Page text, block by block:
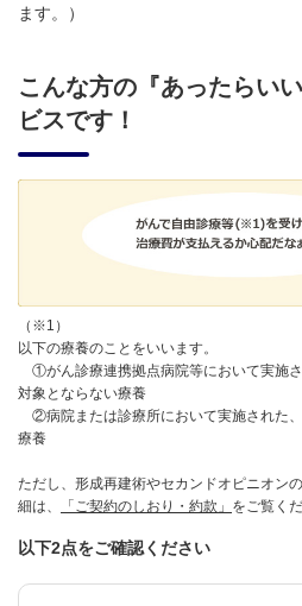
ます。）
こんな方の『あったらい
ビスです！
（※1）
以下の療養のことをいいます。
①がん診療連携拠点病院等において実施
対象とならない療養
②病院または診療所において実施された
療養
ただし、形成再建術やセカンドオピニオン
細は、
「ご契約のしおり・約款」 をご覧くだ
以下2点をご確認ください